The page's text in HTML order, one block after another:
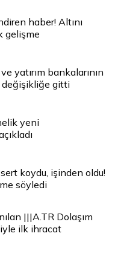
haber! Altını
gelişme
yatırım bankalarının
değişikliğe gitti
yeni
koydu, işinden oldu!
söyledi
|||A.TR Dolaşım
ilk ihracat